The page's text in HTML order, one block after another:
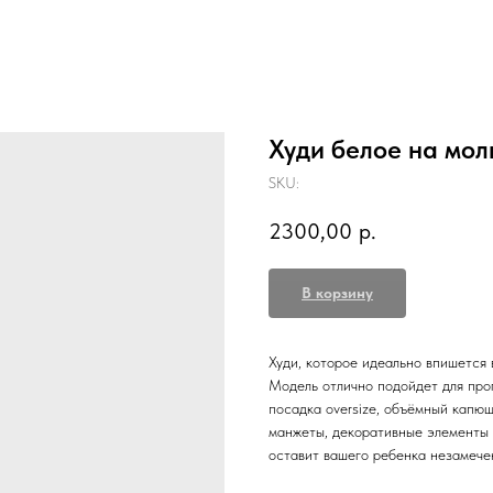
Худи белое на
SKU:
2300,00 р.
В корзину
Худи, которое идеально
Модель отлично подойдет для
посадка oversize, объёмный
манжеты, декоративные
оставит вашего ребенка